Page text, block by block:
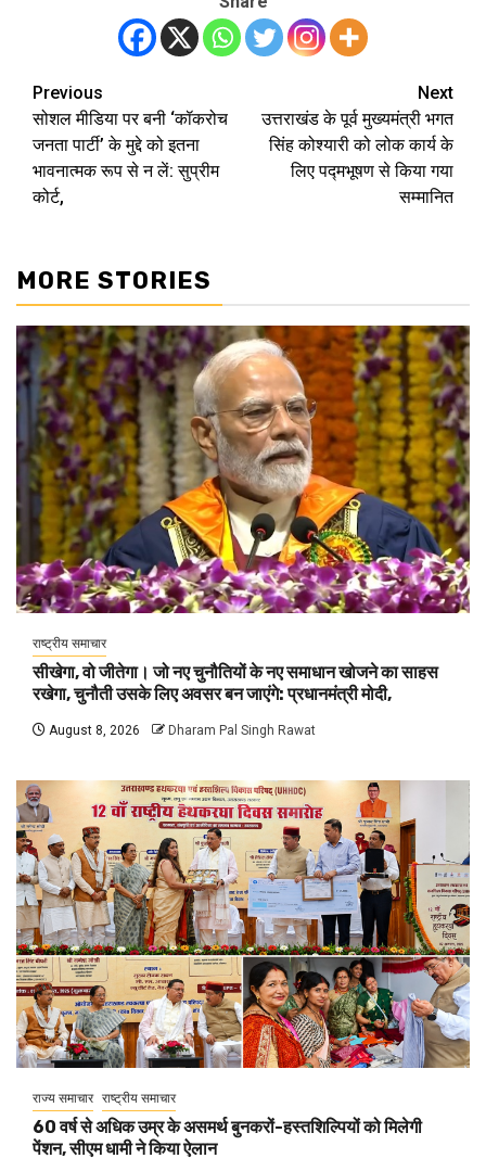
Post
navigation
Previous
सोशल मीडिया पर बनी ‘कॉकरोच
जनता पार्टी’ के मुद्दे को इतना
भावनात्मक रूप से न लें: सुप्रीम
कोर्ट,
Next
उत्तराखंड के पूर्व मुख्यमंत्री भगत
सिंह कोश्यारी को लोक कार्य के
लिए पद्मभूषण से किया गया
सम्मानित
MORE STORIES
राष्ट्रीय समाचार
सीखेगा, वो जीतेगा। जो नए चुनौतियों के नए समाधान खोजने का साहस
रखेगा, चुनौती उसके लिए अवसर बन जाएंगे: प्रधानमंत्री मोदी,
August 8, 2026 Dharam Pal Singh Rawat
राज्य समाचार राष्ट्रीय समाचार
60 वर्ष से अधिक उम्र के असमर्थ बुनकरों-हस्तशिल्पियों को मिलेगी
पेंशन, सीएम धामी ने किया ऐलान